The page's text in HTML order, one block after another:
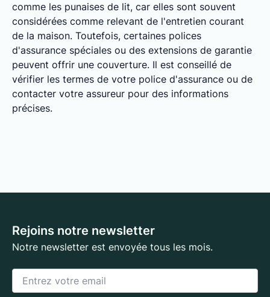
comme les punaises de lit, car elles sont souvent
considérées comme relevant de l'entretien courant
de la maison. Toutefois, certaines polices
d'assurance spéciales ou des extensions de garantie
peuvent offrir une couverture. Il est conseillé de
vérifier les termes de votre police d'assurance ou de
contacter votre assureur pour des informations
précises.
Rejoins notre newsletter
Notre newsletter est envoyée tous les mois.